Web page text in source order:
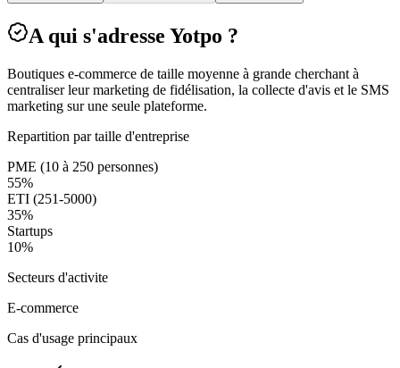
A qui s'adresse Yotpo ?
Boutiques e-commerce de taille moyenne à grande cherchant à
centraliser leur marketing de fidélisation, la collecte d'avis et le SMS
marketing sur une seule plateforme.
Repartition par taille d'entreprise
PME (10 à 250 personnes)
55%
ETI (251-5000)
35%
Startups
10%
Secteurs d'activite
E-commerce
Cas d'usage principaux